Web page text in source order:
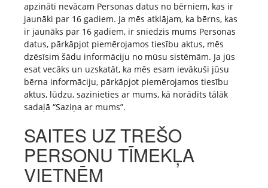
apzināti nevācam Personas datus no bērniem, kas ir
jaunāki par 16 gadiem. Ja mēs atklājam, ka bērns, kas
ir jaunāks par 16 gadiem, ir sniedzis mums Personas
datus, pārkāpjot piemērojamos tiesību aktus, mēs
dzēsīsim šādu informāciju no mūsu sistēmām. Ja jūs
esat vecāks un uzskatāt, ka mēs esam ievākuši jūsu
bērna informāciju, pārkāpjot piemērojamos tiesību
aktus, lūdzu, sazinieties ar mums, kā norādīts tālāk
sadaļā “Saziņa ar mums”.
SAITES UZ TREŠO
PERSONU TĪMEKĻA
VIETNĒM